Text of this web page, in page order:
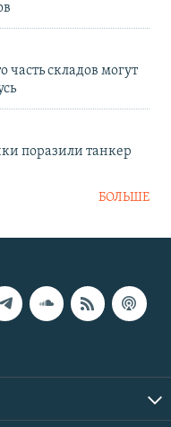
складов могут
поразили танкер
БОЛЬШЕ